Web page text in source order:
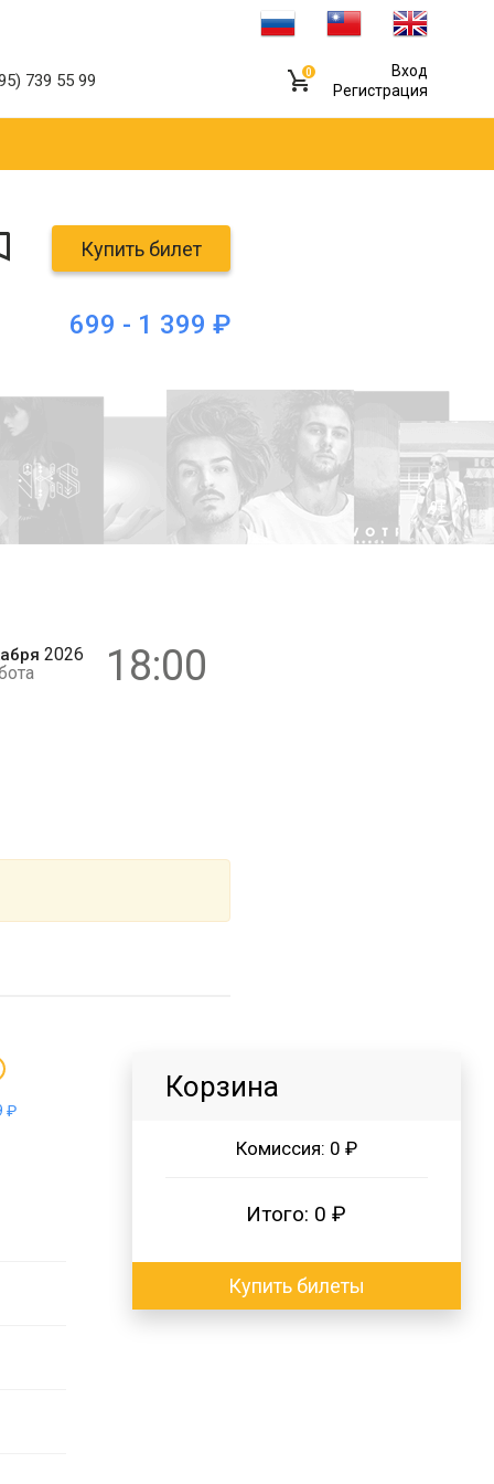
739 55 99 0
Вход
Регистрация
Купить билет
699 - 1 399 ₽
0+
2026
18:00
₽
Корзина
Комиссия: 0 ₽
Итого: 0 ₽
Купить билеты